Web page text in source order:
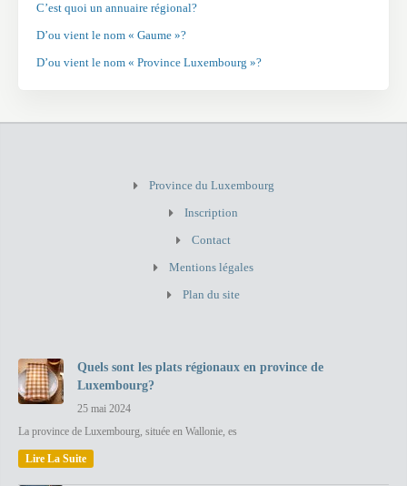
C’est quoi un annuaire régional?
D’ou vient le nom « Gaume »?
D’ou vient le nom « Province Luxembourg »?
Province du Luxembourg
Inscription
Contact
Mentions légales
Plan du site
Quels sont les plats régionaux en province de
Luxembourg?
25 mai 2024
La province de Luxembourg, située en Wallonie, es
Lire La Suite